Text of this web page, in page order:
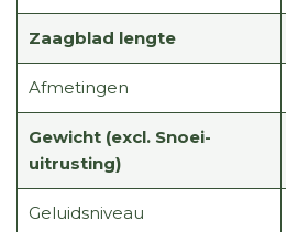
Zaagblad lengte
Afmetingen
Gewicht (excl. Snoei-
uitrusting)
Geluidsniveau